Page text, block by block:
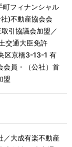
フィナンシャル
)不動産協会会
引協議会加盟／
交通大臣免許
区京橋3-13-1 有
会員・（公社）首
盟
／大成有楽不動産